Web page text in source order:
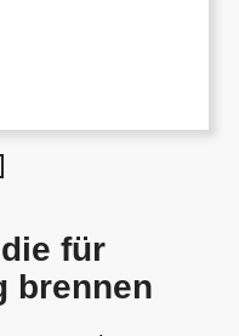
für
brennen